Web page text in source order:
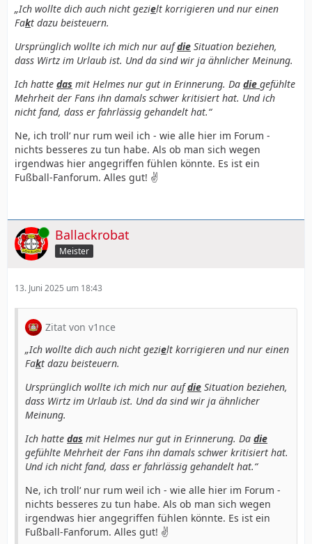
„Ich wollte dich auch nicht gezielt korrigieren und nur einen
Fakt dazu beisteuern.
Ursprünglich wollte ich mich nur aufdie Situation beziehen,
dass Wirtz im Urlaub ist. Und da sind wir ja ähnlicher Meinung.
Ich hatte das mit Helmes nur gut in Erinnerung. Da die gefühlte
Mehrheit der Fans ihn damals schwer kritisiert hat. Und ich
nicht fand, dass er fahrlässig gehandelt hat.“
Ne, ich troll‘ nur rum weil ich - wie alle hier im Forum -
nichts besseres zu tun habe. Als ob man sich wegen
irgendwas hier angegriffen fühlen könnte. Es ist ein
Fußball-Fanforum. Alles gut! ✌️
Online Ballackrobat
Meister
13. Juni 2025 um 18:43
Zitat von v1nce
„Ich wollte dich auch nicht gezielt korrigieren und nur einen
Fakt dazu beisteuern.
Ursprünglich wollte ich mich nur aufdie Situation beziehen,
dass Wirtz im Urlaub ist. Und da sind wir ja ähnlicher
Meinung.
Ich hatte das mit Helmes nur gut in Erinnerung. Da die
gefühlte Mehrheit der Fans ihn damals schwer kritisiert hat.
Und ich nicht fand, dass er fahrlässig gehandelt hat.“
Ne, ich troll‘ nur rum weil ich - wie alle hier im Forum -
nichts besseres zu tun habe. Als ob man sich wegen
irgendwas hier angegriffen fühlen könnte. Es ist ein
Fußball-Fanforum. Alles gut! ✌️